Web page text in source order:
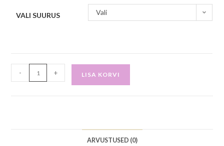
VALI SUURUS Vali
- + LISA KORVI
ARVUSTUSED (0)